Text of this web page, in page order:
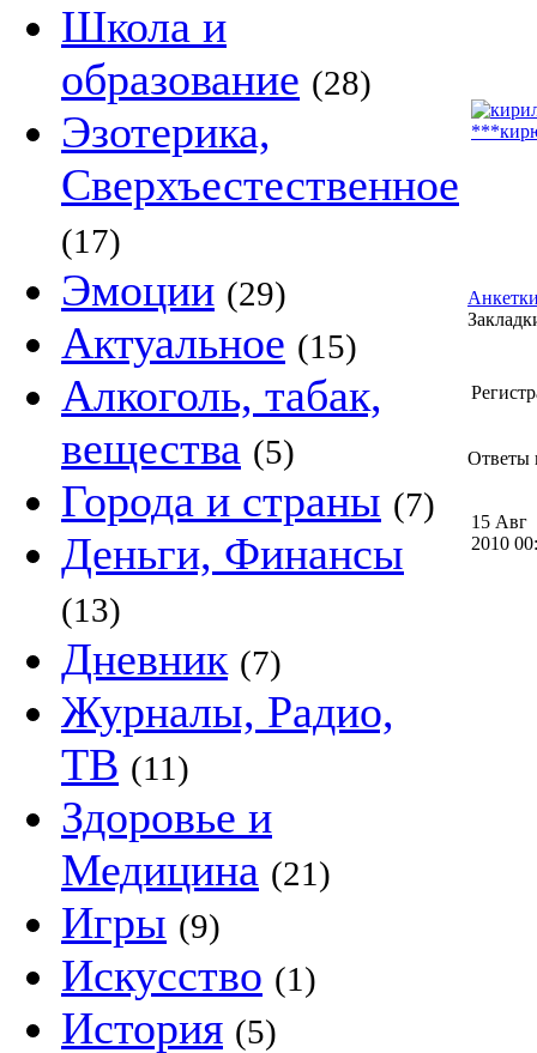
Школа и
образование (28)
Эзотерика,
Сверхъестественное
(17)
Эмоции (29)
Актуальное (15)
Алкоголь, табак,
вещества (5)
Города и страны (7)
Деньги, Финансы
(13)
Дневник (7)
Журналы, Радио,
ТВ (11)
Здоровье и
Медицина (21)
Игры (9)
Искусство (1)
История (5)
Ответы
15 Авг
2010